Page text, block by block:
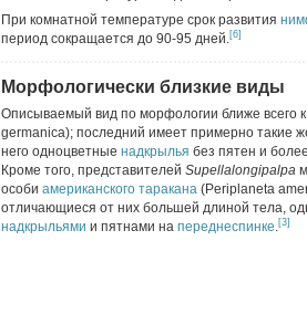
При комнатной температуре срок развития
период сокращается до 90-95 дней.[6]
Морфологически близкие виды
Описываемый вид по морфологии ближе всего к
germanica); последний имеет примерно такие
него одноцветные надкрылья без пятен и
Кроме того, представителей Supellalongipalpa
особи американского таракана (Periplaneta
отличающиеся от них большей длиной тела,
надкрыльями и пятнами на переднеспинке.[3]